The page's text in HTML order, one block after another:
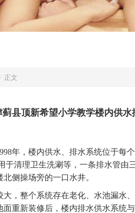
/ 正文
蓟县顶新希望小学教学楼内供
年，楼内供水、排水系统位于每
于清理卫生洗涮等，一条排水管由
侧操场旁的一口水井。
，整个系统存在老化、水池漏水
重新装修后，楼内排水供水系统